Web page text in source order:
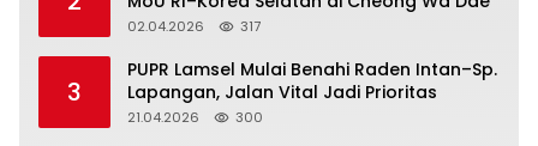
02.04.2026 317
3
‎PUPR Lamsel Mulai Benahi Raden Intan–Sp.
Lapangan, Jalan Vital Jadi Prioritas
21.04.2026 300